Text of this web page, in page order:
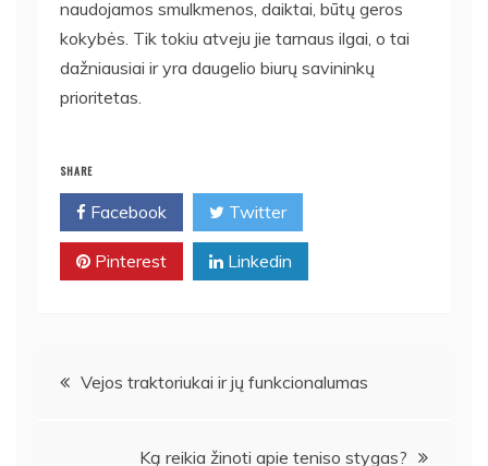
naudojamos smulkmenos, daiktai, būtų geros
kokybės. Tik tokiu atveju jie tarnaus ilgai, o tai
dažniausiai ir yra daugelio biurų savininkų
prioritetas.
SHARE
Facebook Twitter
Pinterest Linkedin
Navigacija
Vejos traktoriukai ir jų funkcionalumas
Ką reikia žinoti apie teniso stygas?